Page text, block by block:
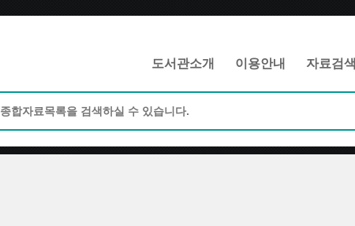
도서관소개 이용안내 자료검색